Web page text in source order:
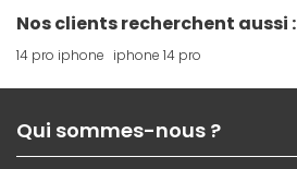
Nos clients recherchent aussi :
14 pro iphone iphone 14 pro
Qui sommes-nous ?